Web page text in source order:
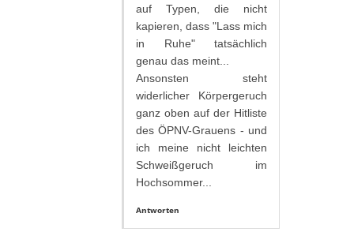
auf Typen, die nicht
kapieren, dass "Lass mich
in Ruhe" tatsächlich
genau das meint...
Ansonsten steht
widerlicher Körpergeruch
ganz oben auf der Hitliste
des ÖPNV-Grauens - und
ich meine nicht leichten
Schweißgeruch im
Hochsommer...
Antworten